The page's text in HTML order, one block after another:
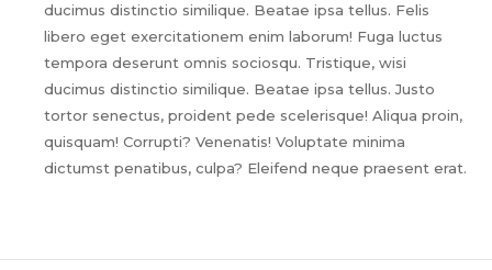
ducimus distinctio similique. Beatae ipsa tellus. Felis
libero eget exercitationem enim laborum! Fuga luctus
tempora deserunt omnis sociosqu. Tristique, wisi
ducimus distinctio similique. Beatae ipsa tellus. Justo
tortor senectus, proident pede scelerisque! Aliqua proin,
quisquam! Corrupti? Venenatis! Voluptate minima
dictumst penatibus, culpa? Eleifend neque praesent erat.